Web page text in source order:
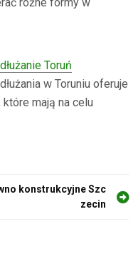
Toruń
w Toruniu oferuje
które mają na celu
konstrukcyjne Szc
zecin